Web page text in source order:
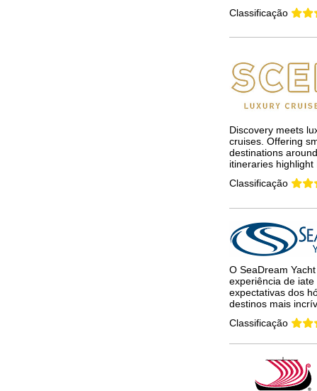
Classificação
Discovery meets
cruises. Offering
destinations
itineraries
Classificação
O SeaDream
experiência de
expectativas dos
destinos mais
Classificação